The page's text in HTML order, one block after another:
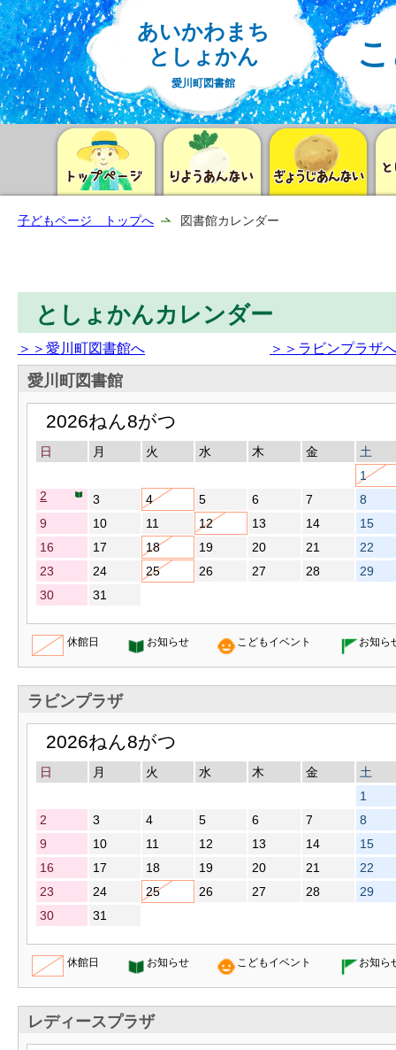
あいかわまち
としょかん
愛川町図書館
子どもページ トップへ 図書館カレンダー
としょかんカレンダー
＞＞愛川町図書館へ ＞＞ラビンプラザへ
愛川町図書館
2026ねん8がつ
日 月 火 水 木 金
土
1
2
3 4 5 6 7
8
9
10 11 12 13 14
15
16
17 18 19 20 21
22
23
24 25 26 27 28
29
30
31
休館日 お知らせ こどもイベント お知ら
ラビンプラザ
2026ねん8がつ
日 月 火 水 木 金
土
1
2
3 4 5 6 7
8
9
10 11 12 13 14
15
16
17 18 19 20 21
22
23
24 25 26 27 28
29
30
31
休館日 お知らせ こどもイベント お知ら
レディースプラザ